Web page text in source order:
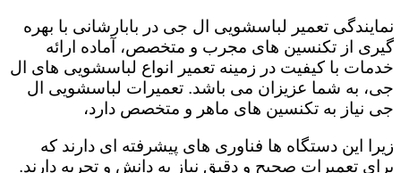
نمایندگی تعمیر لباسشویی ال جی در بابارشانی با بهره
گیری از تکنسین های مجرب و متخصص، آماده ارائه
خدمات با کیفیت در زمینه تعمیر انواع لباسشویی های ال
جی، به شما عزیزان می باشد. تعمیرات لباسشویی ال
جی نیاز به تکنسین های ماهر و متخصص دارد،
زیرا این دستگاه ها فناوری های پیشرفته ای دارند که
برای تعمیرات صحیح و دقیق نیاز به دانش و تجربه دارند.